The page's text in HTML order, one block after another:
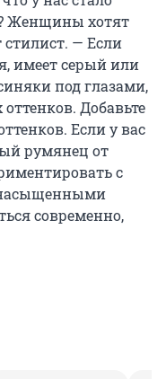
Женщины хотят
— Если
имеет серый или
под глазами,
Добавьте
Если у вас
румянец от
с
современно,